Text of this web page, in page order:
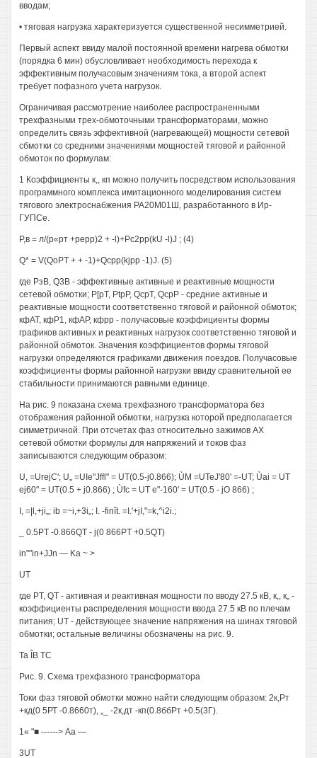
вводам;
• тяговая нагрузка характеризуется существенной несимметрией.
Первый аспект ввиду малой постоянной времени нагрева обмотки
(порядка 6 мин) обусловливает необходимость перехода к
эффективным получасовым значениям тока, а второй аспект
требует пофазного учета нагрузок.
Ограничивая рассмотрение наиболее распространенными
трехфазными трех-обмоточными трансформаторами, можно
определить связь эффективной (нагревающей) мощности сетевой
сбмотки со средними значениями мощностей тяговой и районной
обмоток по формулам:
1 Коэффициенты к,, кп можно получить посредством использования
программного комплекса имитационного моделирования систем
тягового электроснабжения РА20М01Ш, разработанного в Ир-
ГУПСе.
Р,в = л/(р«рт +рерр)2 + -l)+Pc2pp(kU -l)J ; (4)
Q* = V(QoPT + + -1)+Qcpp(kjpp -1)J. (5)
где РзВ, Q3B - эффективные активные и реактивные мощности
сетевой обмотки; Р[рТ, PtpP, QcpT, QcpP - средние активные и
реактивные мощности соответственно тяговой и районной обмоток;
кфАТ, кфР1, кфАР, кфрр - получасовые коэффициенты формы
графиков активных и реактивных нагрузок соответственно тяговой и
районной обмоток. Значения коэффициентов формы тяговой
нагрузки определяются графиками движения поездов. Получасовые
коэффициенты формы районной нагрузки ввиду сравнительной ее
стабильности принимаются равными единице.
На рис. 9 показана схема трехфазного трансформатора без
отображения районной обмотки, нагрузка которой предполагается
симметричной. При отсчетах фаз относительно зажимов АХ
сетевой обмотки формулы для напряжений и токов фаз
записываются следующим образом:
U, =UrejC'; U„ =UIe"Jffl" = UT(0.5-j0.866); ÙM =UTeJ'80' =-UT; Ùai = UT
ej60" = UT(0.5 + j0.866) ; Ùfc = UT e"-160' = UT(0.5 - jO 866) ;
I, =|l,+ji„; ib =~i,+3i„; I. -finît. =I.'+jI,"=k,^i2i.;
_ 0.5PT -0.866QT - j(0 866PT +0.5QT)
in""in+JJn — Ka ~ >
UT
где PT, QT - активная и реактивная мощности по вводу 27.5 кВ, к,, к„ -
коэффициенты распределения мощности ввода 27.5 кВ по плечам
питания; UT - действующее значение напряжения на шинах тяговой
обмотки; остальные величины обозначены на рис. 9.
Та ÎB ТС
Рис. 9. Схема трехфазного трансформатора
Токи фаз тяговой обмотки можно найти следующим образом: 2к,Рт
+кд(0 5РТ -0.8660т), „_ -2к,дт -кп(0.8ббРт +0.5(3Г).
1« "■ ------> Аа —
3UT